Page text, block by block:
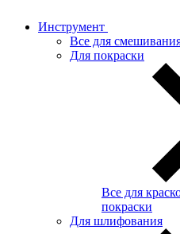
Инструмент
Все для
Для покраски
Все для
покраски
Для шлифования